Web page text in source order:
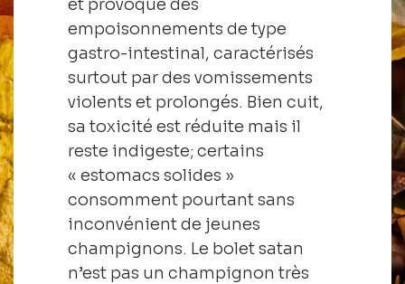
et provoque des
empoisonnements de type
gastro-intestinal, caractérisés
surtout par des vomissements
violents et prolongés. Bien cuit,
sa toxicité est réduite mais il
reste indigeste; certains
« estomacs solides »
consomment pourtant sans
inconvénient de jeunes
champignons. Le bolet satan
n’est pas un champignon très